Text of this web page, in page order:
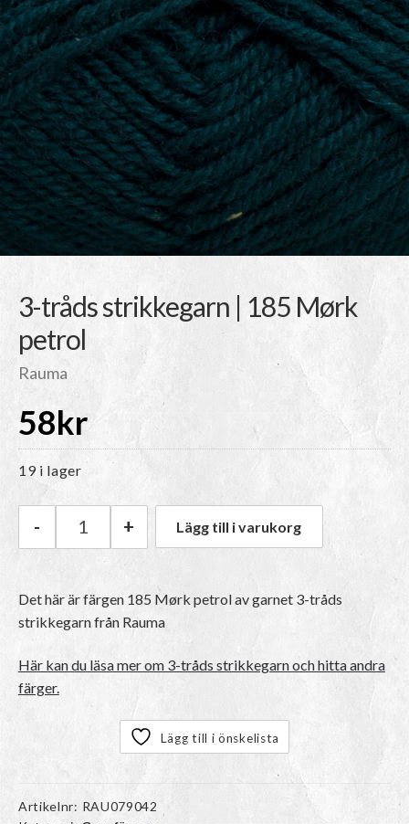
3-tråds strikkegarn | 185 Mørk
petrol
Rauma
58kr
19 i lager
Rauma 3-tråds strikkegarn | 185 Mørk petrol
- + Lägg till i varukorg
Det här är färgen 185 Mørk petrolav garnet 3-tråds
strikkegarnfrån Rauma
Här kan du läsa mer om 3-tråds strikkegarn och hitta andra
färger.
Lägg till i önskelista
Artikelnr: RAU079042